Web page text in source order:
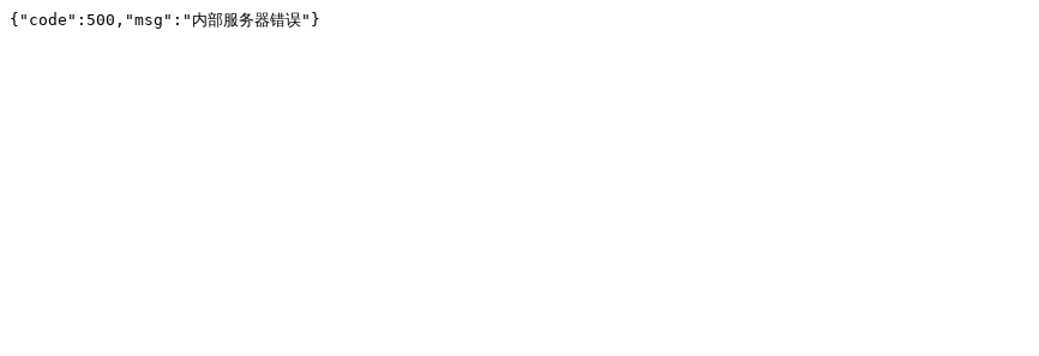
{"code":500,"msg":"内部服务器错误"}